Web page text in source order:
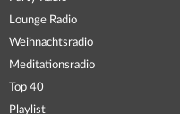
Lounge Radio
Weihnachtsradio
Meditationsradio
Top 40
Playlist